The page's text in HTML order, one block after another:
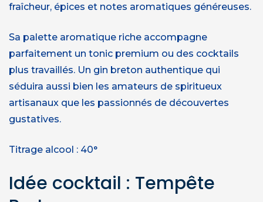
fraîcheur, épices et notes aromatiques généreuses.
Sa palette aromatique riche accompagne
parfaitement un tonic premium ou des cocktails
plus travaillés. Un gin breton authentique qui
séduira aussi bien les amateurs de spiritueux
artisanaux que les passionnés de découvertes
gustatives.
Titrage alcool : 40°
Idée cocktail : Tempête